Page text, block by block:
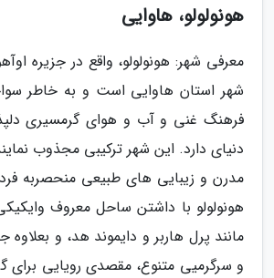
هونولولو، هاوایی
معرفی شهر: هونولولو، واقع در جزیره
شهر استان هاوایی است و به خاطر
فرهنگ غنی و آب و هوای گرمسیری
دنیای دارد. این شهر ترکیبی مجذوب
مدرن و زیبایی های طبیعی منحصربه
هونولولو با داشتن ساحل معروف
مانند پرل هاربر و دایموند هد، و
و سرگرمیی متنوع، مقصدی رویایی برای